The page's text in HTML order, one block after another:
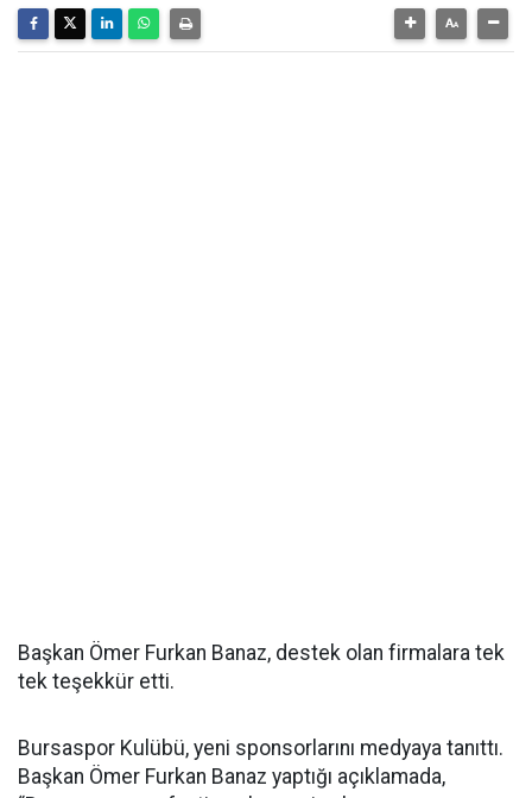
Başkan Ömer Furkan Banaz, destek olan firmalara tek
tek teşekkür etti.
Bursaspor Kulübü, yeni sponsorlarını medyaya tanıttı.
Başkan Ömer Furkan Banaz yaptığı açıklamada,